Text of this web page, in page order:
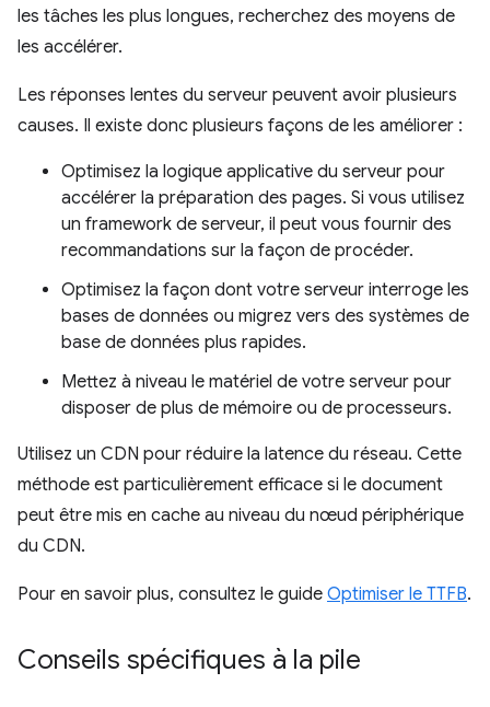
les tâches les plus longues, recherchez des moyens de
les accélérer.
Les réponses lentes du serveur peuvent avoir plusieurs
causes. Il existe donc plusieurs façons de les améliorer :
Optimisez la logique applicative du serveur pour
accélérer la préparation des pages. Si vous utilisez
un framework de serveur, il peut vous fournir des
recommandations sur la façon de procéder.
Optimisez la façon dont votre serveur interroge les
bases de données ou migrez vers des systèmes de
base de données plus rapides.
Mettez à niveau le matériel de votre serveur pour
disposer de plus de mémoire ou de processeurs.
Utilisez un CDN pour réduire la latence du réseau. Cette
méthode est particulièrement efficace si le document
peut être mis en cache au niveau du nœud périphérique
du CDN.
Pour en savoir plus, consultez le guide Optimiser le TTFB.
Conseils spécifiques à la pile